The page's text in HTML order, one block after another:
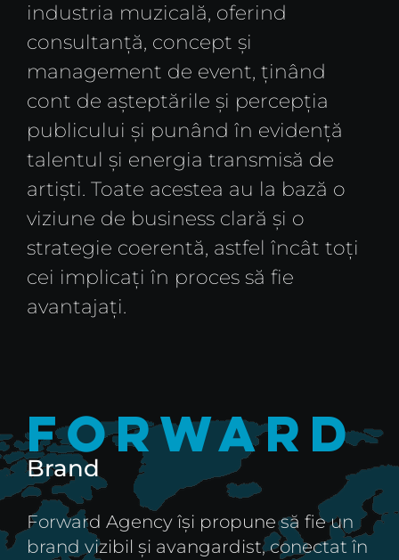
industria muzicală, oferind
consultanță, concept și
management de event, ținând
cont de așteptările și percepția
publicului și punând în evidență
talentul și energia transmisă de
artiști. Toate acestea au la bază o
viziune de business clară și o
strategie coerentă, astfel încât toți
cei implicați în proces să fie
avantajați.
Forward
Brand
Forward Agency își propune să fie un
brand vizibil și avangardist, conectat în